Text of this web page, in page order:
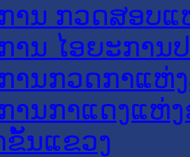
ານ ກວດສອບແ
ານ ໄອຍະການ
ານກວດກາແຫ່
ານກາແດງແຫ່
ຂັ້ນແຂວງ